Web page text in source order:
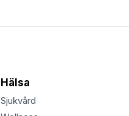
Hälsa
Sjukvård